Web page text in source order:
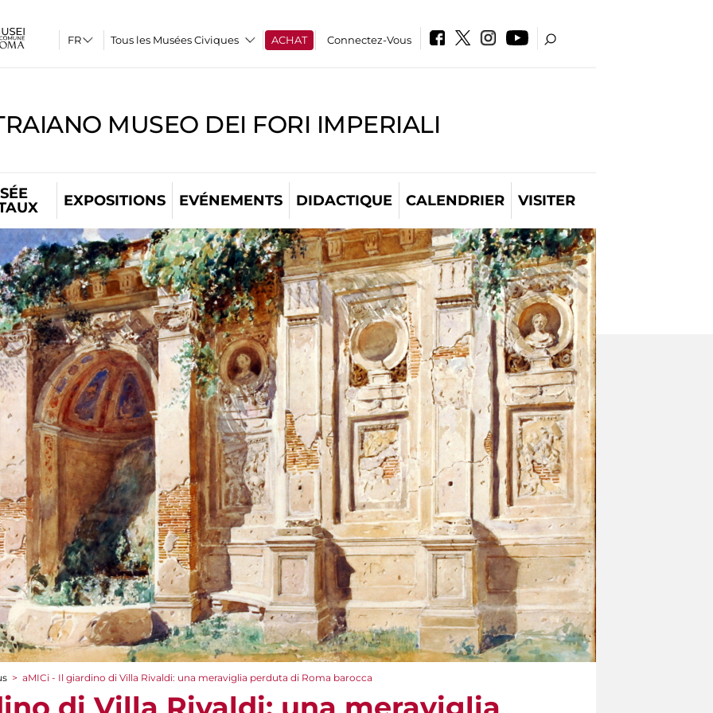
Tous les Musées Civiques ACHAT Connectez-Vous
MUSEO DEI FORI IMPERIALI
EXPOSITIONS EVÉNEMENTS DIDACTIQUE CALENDRIER VISITER
> aMICi - Il giardino di Villa Rivaldi: una meraviglia perduta di Roma barocca